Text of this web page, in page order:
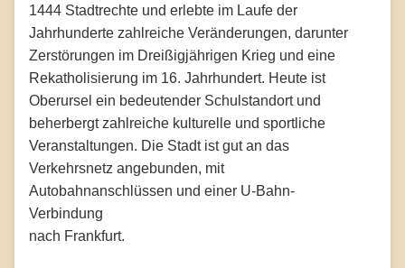
1444 Stadtrechte und erlebte im Laufe der
Jahrhunderte zahlreiche Veränderungen, darunter
Zerstörungen im Dreißigjährigen Krieg und eine
Rekatholisierung im 16. Jahrhundert. Heute ist
Oberursel ein bedeutender Schulstandort und
beherbergt zahlreiche kulturelle und sportliche
Veranstaltungen. Die Stadt ist gut an das
Verkehrsnetz angebunden, mit
Autobahnanschlüssen und einer U-Bahn-
Verbindung
nach Frankfurt.